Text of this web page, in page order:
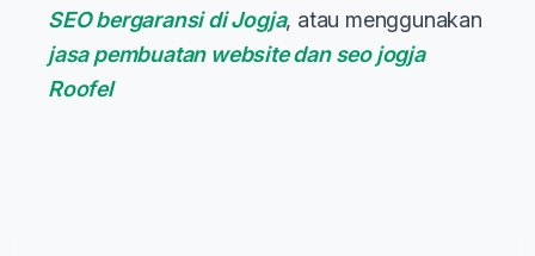
SEO bergaransi di Jogja, atau menggunakan
jasa pembuatan website dan seo jogja
Roofel